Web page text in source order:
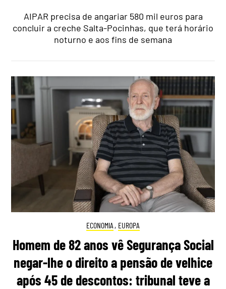
AIPAR precisa de angariar 580 mil euros para
concluir a creche Salta-Pocinhas, que terá horário
noturno e aos fins de semana
ECONOMIA , EUROPA
Homem de 82 anos vê Segurança Social
negar-lhe o direito a pensão de velhice
após 45 de descontos: tribunal teve a